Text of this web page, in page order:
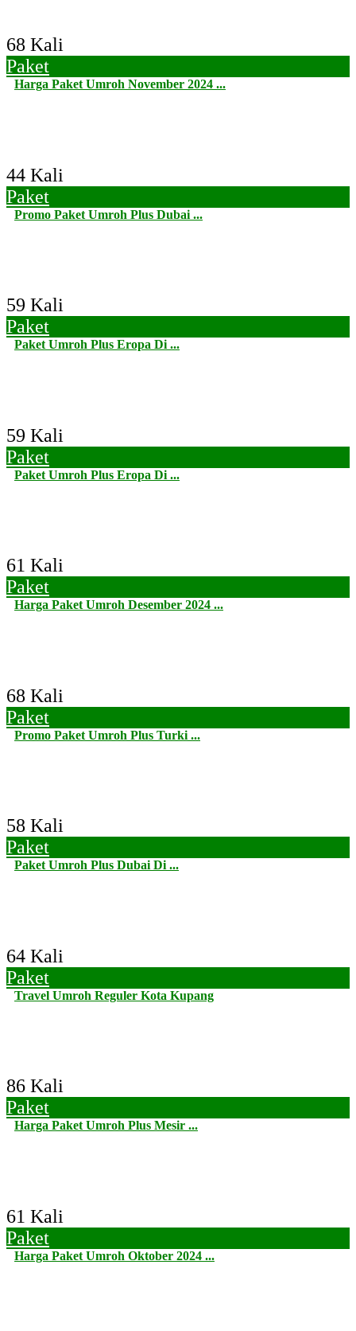
68 Kali
Paket
Harga Paket Umroh November 2024 ...
44 Kali
Paket
Promo Paket Umroh Plus Dubai ...
59 Kali
Paket
Paket Umroh Plus Eropa Di ...
59 Kali
Paket
Paket Umroh Plus Eropa Di ...
61 Kali
Paket
Harga Paket Umroh Desember 2024 ...
68 Kali
Paket
Promo Paket Umroh Plus Turki ...
58 Kali
Paket
Paket Umroh Plus Dubai Di ...
64 Kali
Paket
Travel Umroh Reguler Kota Kupang
86 Kali
Paket
Harga Paket Umroh Plus Mesir ...
61 Kali
Paket
Harga Paket Umroh Oktober 2024 ...